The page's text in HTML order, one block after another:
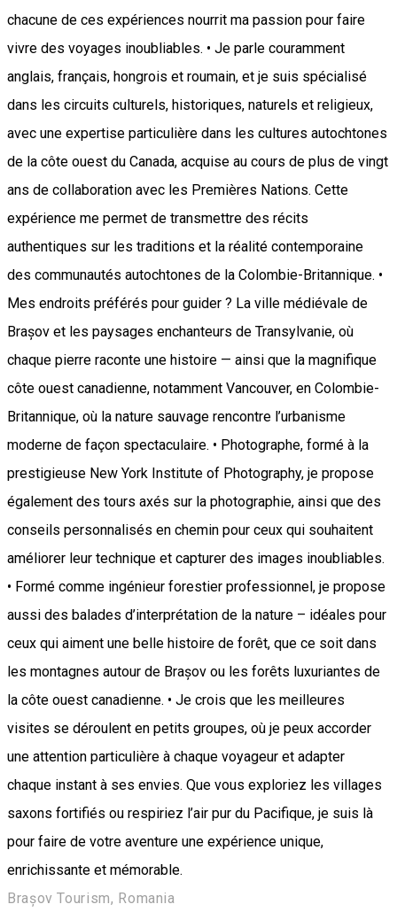
chacune de ces expériences nourrit ma passion pour faire
vivre des voyages inoubliables. • Je parle couramment
anglais, français, hongrois et roumain, et je suis spécialisé
dans les circuits culturels, historiques, naturels et religieux,
avec une expertise particulière dans les cultures autochtones
de la côte ouest du Canada, acquise au cours de plus de vingt
ans de collaboration avec les Premières Nations. Cette
expérience me permet de transmettre des récits
authentiques sur les traditions et la réalité contemporaine
des communautés autochtones de la Colombie-Britannique. •
Mes endroits préférés pour guider ? La ville médiévale de
Brașov et les paysages enchanteurs de Transylvanie, où
chaque pierre raconte une histoire — ainsi que la magnifique
côte ouest canadienne, notamment Vancouver, en Colombie-
Britannique, où la nature sauvage rencontre l’urbanisme
moderne de façon spectaculaire. • Photographe, formé à la
prestigieuse New York Institute of Photography, je propose
également des tours axés sur la photographie, ainsi que des
conseils personnalisés en chemin pour ceux qui souhaitent
améliorer leur technique et capturer des images inoubliables.
• Formé comme ingénieur forestier professionnel, je propose
aussi des balades d’interprétation de la nature – idéales pour
ceux qui aiment une belle histoire de forêt, que ce soit dans
les montagnes autour de Brașov ou les forêts luxuriantes de
la côte ouest canadienne. • Je crois que les meilleures
visites se déroulent en petits groupes, où je peux accorder
une attention particulière à chaque voyageur et adapter
chaque instant à ses envies. Que vous exploriez les villages
saxons fortifiés ou respiriez l’air pur du Pacifique, je suis là
pour faire de votre aventure une expérience unique,
enrichissante et mémorable.
Brașov Tourism, Romania